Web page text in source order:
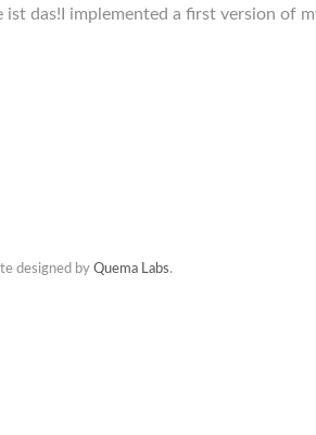
ist das!I implemented a first version
designed by Quema Labs.